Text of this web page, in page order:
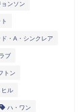
ンソン
・A・シンクレア
ブ
トン
ヒル
ハ・ワン